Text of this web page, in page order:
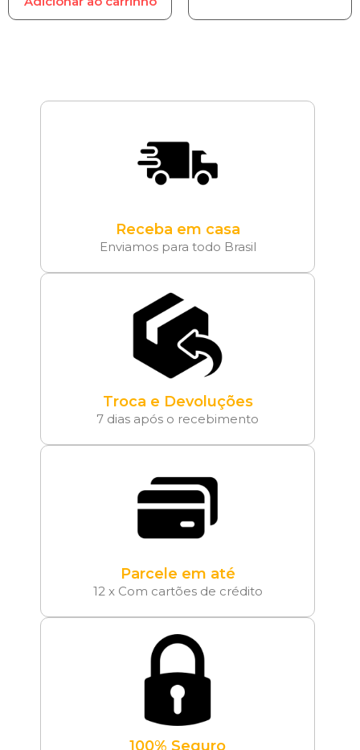
Receba em casa
Enviamos para todo Brasil
Troca e Devoluções
7 dias após o recebimento
Parcele em até
12 x Com cartões de crédito
100% Seguro